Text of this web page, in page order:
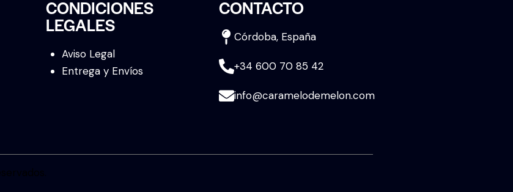
CONDICIONES
LEGALES
Aviso Legal
Entrega y Envíos
CONTACTO
Córdoba, España
+34 600 70 85 42
info@caramelodemelon.com